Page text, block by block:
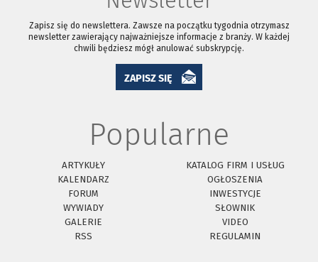
Zapisz się do newslettera. Zawsze na początku tygodnia otrzymasz
newsletter zawierający najważniejsze informacje z branży. W każdej
chwili będziesz mógł anulować subskrypcję.
ZAPISZ SIĘ
Popularne
ARTYKUŁY
KATALOG FIRM I USŁUG
KALENDARZ
OGŁOSZENIA
FORUM
INWESTYCJE
WYWIADY
SŁOWNIK
GALERIE
VIDEO
RSS
REGULAMIN